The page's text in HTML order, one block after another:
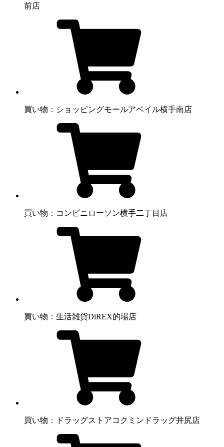
前店
買い物：ショッピングモールアベイル横手南店
買い物：コンビニ ローソン横手二丁目店
買い物：生活雑貨DiREX的場店
買い物：ドラッグストアコクミンドラッグ井尻店